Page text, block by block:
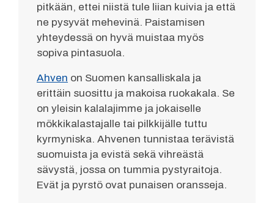
pitkään, ettei niistä tule liian kuivia ja että
ne pysyvät mehevinä. Paistamisen
yhteydessä on hyvä muistaa myös
sopiva pintasuola.
Ahven on Suomen kansalliskala ja
erittäin suosittu ja makoisa ruokakala. Se
on yleisin kalalajimme ja jokaiselle
mökkikalastajalle tai pilkkijälle tuttu
kyrmyniska. Ahvenen tunnistaa terävistä
suomuista ja evistä sekä vihreästä
sävystä, jossa on tummia pystyraitoja.
Evät ja pyrstö ovat punaisen oransseja.